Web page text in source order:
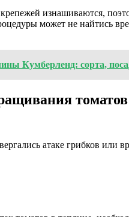
изнашиваются,
может не найтись
Кумберленд: сорта,
томатов
атаке грибков